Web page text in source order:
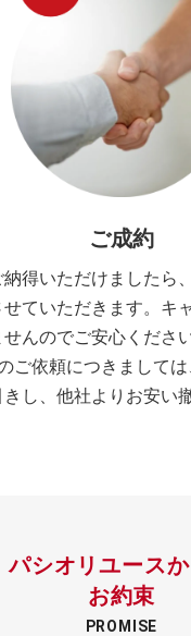
ご成約
得いただけましたら
ていただきます。キ
んのでご安心ください
ご依頼につきまして
し、他社よりお安い
パシオリユース
お約束
PROMISE